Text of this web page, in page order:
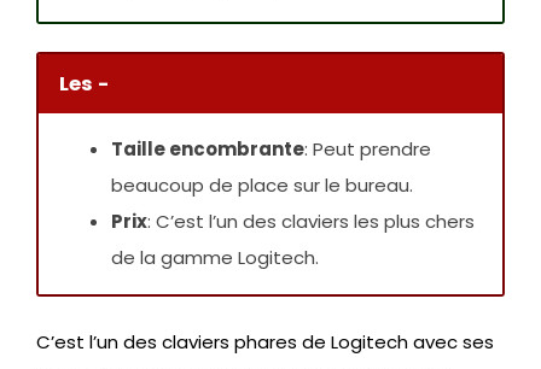
Les -
Taille encombrante: Peut prendre
beaucoup de place sur le bureau.
Prix: C’est l’un des claviers les plus chers
de la gamme Logitech.
C’est l’un des claviers phares de Logitech avec ses